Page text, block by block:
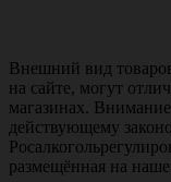
Внешний вид
на сайте, могут
магазинах.
действующему
размещённая на